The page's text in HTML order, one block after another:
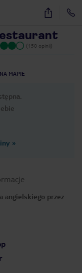
24
(150 opinii)
MAPIE
»
angielskiego przez